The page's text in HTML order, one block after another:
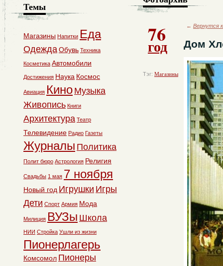
76
год
Тэг: Магазины
← Вернутся
Дом
Темы
Магазины Напитки Еда
ОдеждаОбувь Техника
Косметика Автомобили
Достижения Наука Космос
Авиация Кино Музыка
Живопись Книги
Архитектура Театр
Телевидение Радио Газеты
Журналы Политика
Полит бюро Астрология Религия
Свадьбы 1 мая 7 ноября
Новый год Игрушки Игры
Дети Спорт Армия Мода
Милиция ВУЗы Школа
НИИ Стройка Ушли из жизни
Пионерлагерь
Комсомол Пионеры